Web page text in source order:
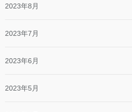
2023年8月
2023年7月
2023年6月
2023年5月